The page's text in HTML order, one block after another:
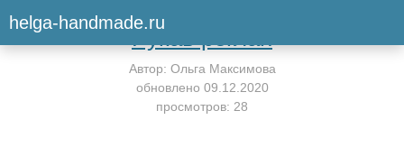
helga-handmade.ruВернуться к мастер-классу
Рукав реглан
Автор: Ольга Максимова
обновлено 09.12.2020
просмотров: 28